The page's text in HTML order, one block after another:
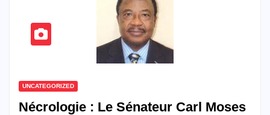
UNCATEGORIZED
Nécrologie : Le Sénateur Carl Moses